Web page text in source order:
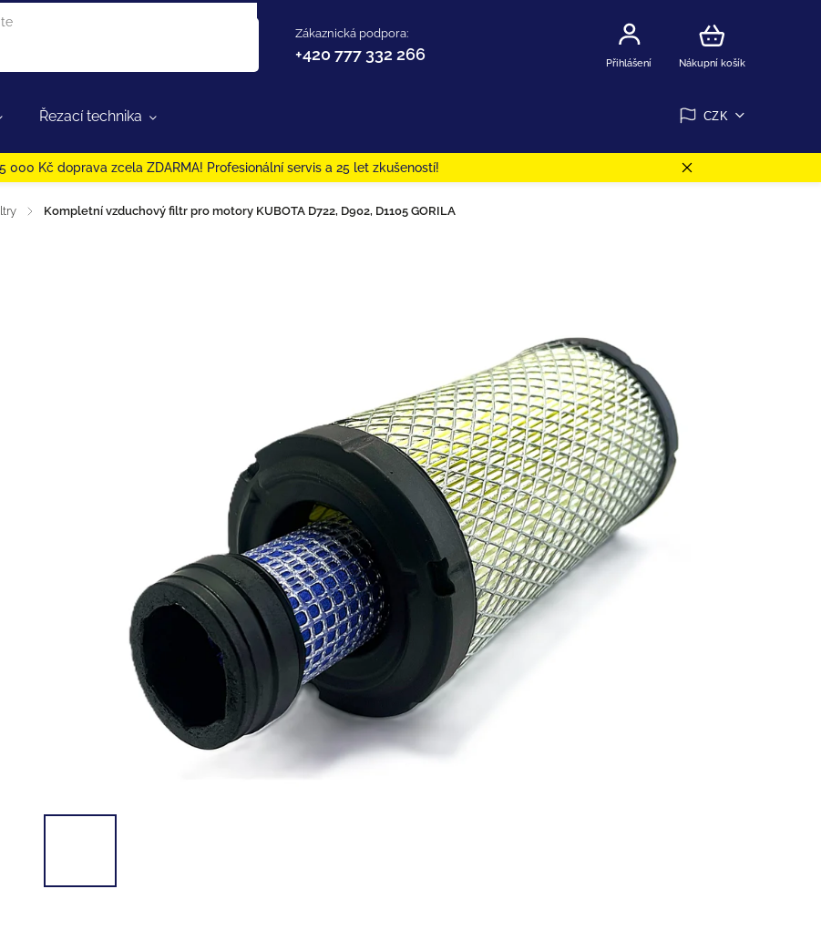
Zákaznická podpora:
+420 777 332 266 Nákupní košík
Přihlášení
CZK
Řezací technika
000 Kč doprava zcela ZDARMA! Profesionální servis a 25 let zkušeností!
/ Kompletní vzduchový filtr pro motory KUBOTA D722, D902, D1105 GORILA